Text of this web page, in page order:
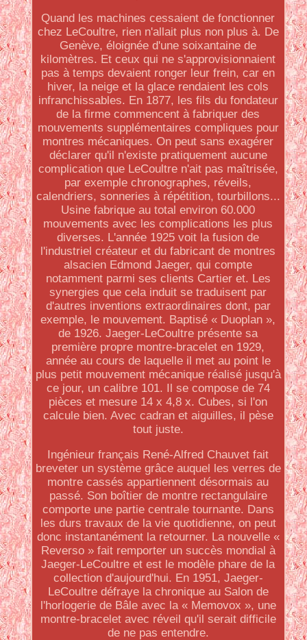
Quand les machines cessaient de fonctionner
chez LeCoultre, rien n'allait plus non plus à. De
Genève, éloignée d'une soixantaine de
kilomètres. Et ceux qui ne s'approvisionnaient
pas à temps devaient ronger leur frein, car en
hiver, la neige et la glace rendaient les cols
infranchissables. En 1877, les fils du fondateur
de la firme commencent à fabriquer des
mouvements supplémentaires compliques pour
montres mécaniques. On peut sans exagérer
déclarer qu'il n'existe pratiquement aucune
complication que LeCoultre n'ait pas maîtrisée,
par exemple chronographes, réveils,
calendriers, sonneries à répétition, tourbillons...
Usine fabrique au total environ 60.000
mouvements avec les complications les plus
diverses. L'année 1925 voit la fusion de
l'industriel créateur et du fabricant de montres
alsacien Edmond Jaeger, qui compte
notamment parmi ses clients Cartier et. Les
synergies que cela induit se traduisent par
d'autres inventions extraordinaires dont, par
exemple, le mouvement. Baptisé « Duoplan »,
de 1926. Jaeger-LeCoultre présente sa
première propre montre-bracelet en 1929,
année au cours de laquelle il met au point le
plus petit mouvement mécanique réalisé jusqu'à
ce jour, un calibre 101. Il se compose de 74
pièces et mesure 14 x 4,8 x. Cubes, si l'on
calcule bien. Avec cadran et aiguilles, il pèse
tout juste.
Ingénieur français René-Alfred Chauvet fait
breveter un système grâce auquel les verres de
montre cassés appartiennent désormais au
passé. Son boîtier de montre rectangulaire
comporte une partie centrale tournante. Dans
les durs travaux de la vie quotidienne, on peut
donc instantanément la retourner. La nouvelle «
Reverso » fait remporter un succès mondial à
Jaeger-LeCoultre et est le modèle phare de la
collection d'aujourd'hui. En 1951, Jaeger-
LeCoultre défraye la chronique au Salon de
l'horlogerie de Bâle avec la « Memovox », une
montre-bracelet avec réveil qu'il serait difficile
de ne pas entendre.